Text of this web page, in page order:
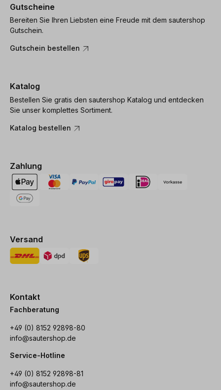
Gutscheine
Bereiten Sie Ihren Liebsten eine Freude mit dem sautershop
Gutschein.
Gutschein bestellen
Katalog
Bestellen Sie gratis den sautershop Katalog und entdecken
Sie unser komplettes Sortiment.
Katalog bestellen
Zahlung
Versand
Kontakt
Fachberatung
+49 (0) 8152 92898-80
info@sautershop.de
Service-Hotline
+49 (0) 8152 92898-81
info@sautershop.de